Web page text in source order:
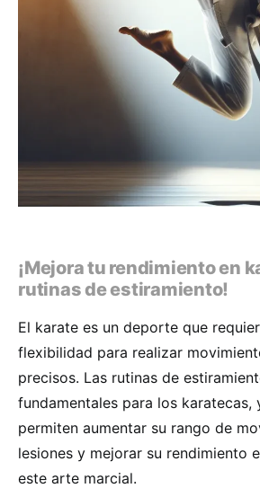
¡Mejora tu rendimiento en
rutinas de estiramiento!
El karate es un deporte que
flexibilidad para realizar
precisos. Las rutinas de
fundamentales para los karatecas,
permiten aumentar su rango de
lesiones y mejorar su rendimiento
este arte marcial.